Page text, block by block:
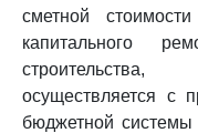
сметной стоимости
капитального
осуществляется с
бюджетной системы